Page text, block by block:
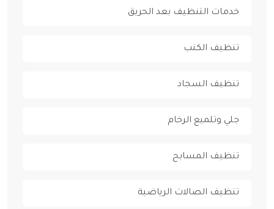
خدمات التنظيف بعد الحريق
تنظيف الكنب
تنظيف السجاد
جلي وتلميع الرخام
تنظيف المسابح
تنظيف الصالات الرياضية